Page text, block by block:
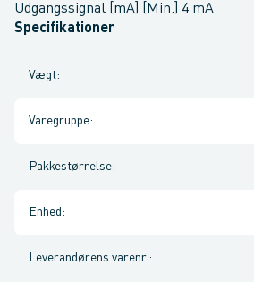
Udgangssignal [mA] [Min.] 4 mA
Specifikationer
Vægt:
Varegruppe:
Pakkestørrelse:
Enhed :
Leverandørens varenr. :